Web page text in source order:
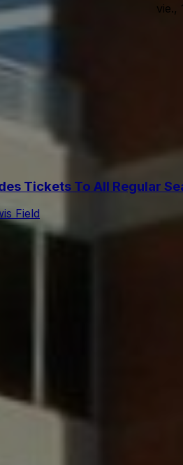
vie.,
Tickets To All Regular
Field